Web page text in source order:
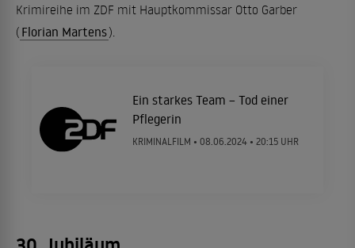
Krimireihe im ZDF mit Hauptkommissar Otto Garber
( Florian Martens).
Ein starkes Team – Tod einer
Pflegerin
KRIMINALFILM • 08.06.2024• 20:15 UHR